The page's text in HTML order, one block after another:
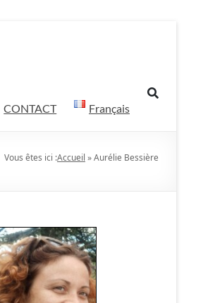
CONTACT Français
Vous êtes ici :Accueil »Aurélie Bessière